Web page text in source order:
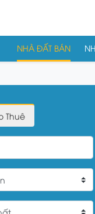
NHÀ ĐẤT BÁN
Thuê